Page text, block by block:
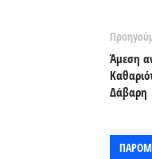
Άμεση
Δάβαρη